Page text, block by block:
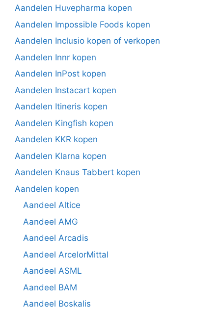
Aandelen Huvepharma kopen
Aandelen Impossible Foods kopen
Aandelen Inclusio kopen of verkopen
Aandelen Innr kopen
Aandelen InPost kopen
Aandelen Instacart kopen
Aandelen Itineris kopen
Aandelen Kingfish kopen
Aandelen KKR kopen
Aandelen Klarna kopen
Aandelen Knaus Tabbert kopen
Aandelen kopen
Aandeel Altice
Aandeel AMG
Aandeel Arcadis
Aandeel ArcelorMittal
Aandeel ASML
Aandeel BAM
Aandeel Boskalis